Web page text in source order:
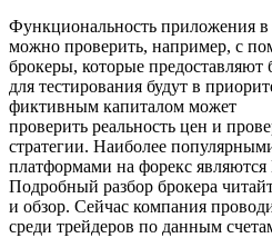
Функциональность приложения
можно проверить, например, с
брокеры, которые предоставляют
для тестирования будут в
фиктивным капиталом может
проверить реальность цен и
стратегии. Наиболее
платформами на форекс являются
Подробный разбор брокера
и обзор. Сейчас компания
среди трейдеров по данным